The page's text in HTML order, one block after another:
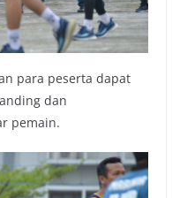
para peserta dapat
dan
pemain.